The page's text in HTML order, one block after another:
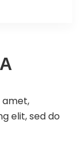
amet,
elit, sed do